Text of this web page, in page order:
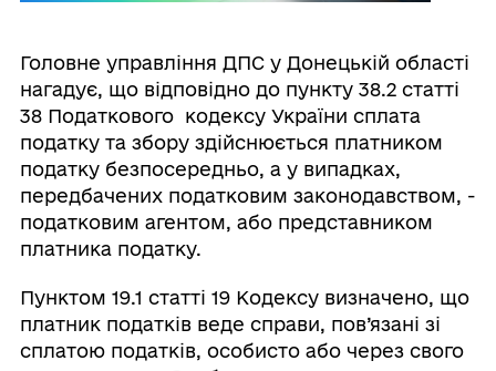
Головне управління ДПС у Донецькій області
нагадує, що відповідно до пункту 38.2 статті
38 Податкового кодексу України сплата
податку та збору здійснюється платником
податку безпосередньо, а у випадках,
передбачених податковим законодавством, -
податковим агентом, або представником
платника податку.
Пунктом 19.1 статті 19 Кодексу визначено, що
платник податків веде справи, пов’язані зі
сплатою податків, особисто або через свого